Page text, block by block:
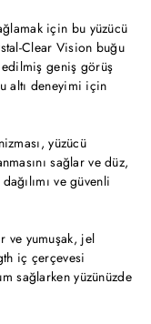
için bu yüzücü
Clear Vision buğu
geniş görüş
altı deneyimi için
yüzücü
sağlar ve düz,
ve güvenli
ve yumuşak, jel
iç çerçevesi
sağlarken yüzünüzde